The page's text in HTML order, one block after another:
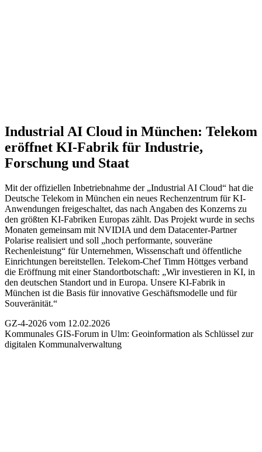
Industrial AI Cloud in München: Telekom
eröffnet KI-Fabrik für Industrie,
Forschung und Staat
Mit der offiziellen Inbetriebnahme der „Industrial AI Cloud“ hat die
Deutsche Telekom in München ein neues Rechenzentrum für KI-
Anwendungen freigeschaltet, das nach Angaben des Konzerns zu
den größten KI-Fabriken Europas zählt. Das Projekt wurde in sechs
Monaten gemeinsam mit NVIDIA und dem Datacenter-Partner
Polarise realisiert und soll „hoch performante, souveräne
Rechenleistung“ für Unternehmen, Wissenschaft und öffentliche
Einrichtungen bereitstellen. Telekom-Chef Timm Höttges verband
die Eröffnung mit einer Standortbotschaft: „Wir investieren in KI, in
den deutschen Standort und in Europa. Unsere KI-Fabrik in
München ist die Basis für innovative Geschäftsmodelle und für
Souveränität.“
GZ-4-2026 vom 12.02.2026
Kommunales GIS-Forum in Ulm: Geoinformation als Schlüssel zur
digitalen Kommunalverwaltung